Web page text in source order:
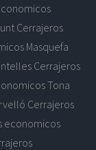
Cerrajeros
Masquefa
Cerrajeros
Tona
Cerrajeros
economicos